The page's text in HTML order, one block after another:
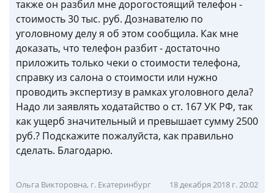
также он разбил мне дорогостоящий телефон -
стоимость 30 тыс. руб. Дознавателю по
уголовному делу я об этом сообщила. Как мне
доказать, что телефон разбит - достаточно
приложить только чеки о стоимости телефона,
справку из салона о стоимости или нужно
проводить экспертизу в рамках уголовного дела?
Надо ли заявлять ходатайство о ст. 167 УК РФ, так
как ущерб значительный и превышает сумму 2500
руб.? Подскажите пожалуйста, как правильно
сделать. Благодарю.
Ольга Викторовна, г. Екатеринбург 18 декабря 2018 г. 20:02